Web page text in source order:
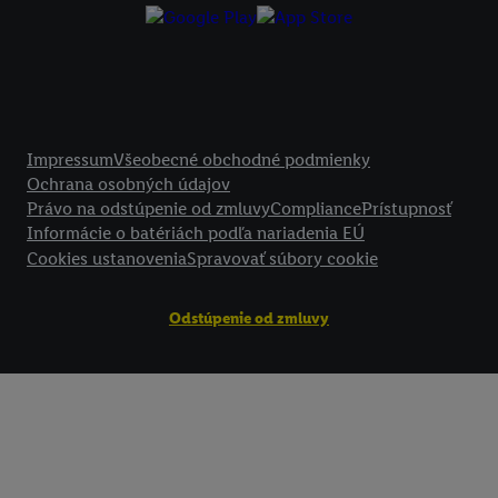
ImpressumVšeobecné obchodné podmienky
Ochrana osobných údajov
Právo na odstúpenie od zmluvyCompliancePrístupnosť
Informácie o batériách podľa nariadenia EÚ
Cookies ustanoveniaSpravovať súbory cookie
Odstúpenie od zmluvy
Kliknutím na možnosť "
Odmietnuť" môžete povoliť iba používanie